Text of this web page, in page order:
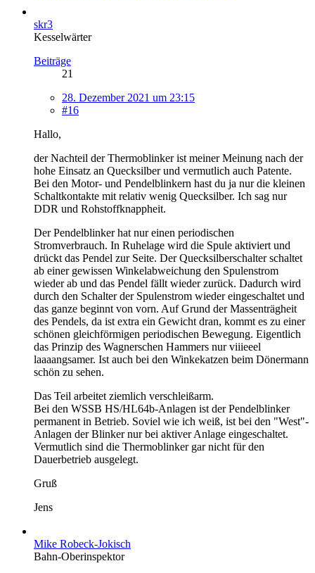
skr3
Kesselwärter
Beiträge
21
28. Dezember 2021 um 23:15
#16
Hallo,
der Nachteil der Thermoblinker ist meiner Meinung nach der
hohe Einsatz an Quecksilber und vermutlich auch Patente.
Bei den Motor- und Pendelblinkern hast du ja nur die kleinen
Schaltkontakte mit relativ wenig Quecksilber. Ich sag nur
DDR und Rohstoffknappheit.
Der Pendelblinker hat nur einen periodischen
Stromverbrauch. In Ruhelage wird die Spule aktiviert und
drückt das Pendel zur Seite. Der Quecksilberschalter schaltet
ab einer gewissen Winkelabweichung den Spulenstrom
wieder ab und das Pendel fällt wieder zurück. Dadurch wird
durch den Schalter der Spulenstrom wieder eingeschaltet und
das ganze beginnt von vorn. Auf Grund der Massenträgheit
des Pendels, da ist extra ein Gewicht dran, kommt es zu einer
schönen gleichförmigen periodischen Bewegung. Eigentlich
das Prinzip des Wagnerschen Hammers nur viiieeel
laaaangsamer. Ist auch bei den Winkekatzen beim Dönermann
schön zu sehen.
Das Teil arbeitet ziemlich verschleißarm.
Bei den WSSB HS/HL64b-Anlagen ist der Pendelblinker
permanent in Betrieb. Soviel wie ich weiß, ist bei den "West"-
Anlagen der Blinker nur bei aktiver Anlage eingeschaltet.
Vermutlich sind die Thermoblinker gar nicht für den
Dauerbetrieb ausgelegt.
Gruß
Jens
Mike Robeck-Jokisch
Bahn-Oberinspektor